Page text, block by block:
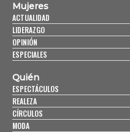
Mujeres
ACTUALIDAD
LIDERAZGO
OPINIÓN
ESPECIALES
Quién
ESPECTÁCULOS
REALEZA
CÍRCULOS
MODA